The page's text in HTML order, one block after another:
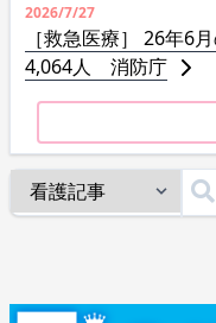
2026/7/27
［救急医療］ 26年6
4,064人 消防庁